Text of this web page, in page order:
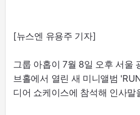
[뉴스엔 유용주 기자]
그룹 아홉이 7월 8일 오후 서울
브홀에서 열린 새 미니앨범
디어 쇼케이스에 참석해 인사말